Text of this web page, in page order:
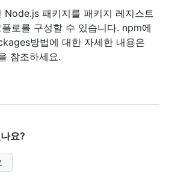
Node.js 패키지를 패키지 레지스트
로를 구성할 수 있습니다. npm에
방법에 대한 자세한 내용은
참조하세요.
요?